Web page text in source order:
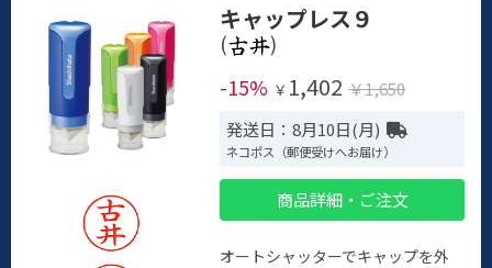
キャップレス９
(
)
-15% ￥ 1,402 ￥1,650
発送日：8月10日(月)
ネコポス（郵便受けへお届け）
商品詳細・ご注文
オートシャッターでキャップを外